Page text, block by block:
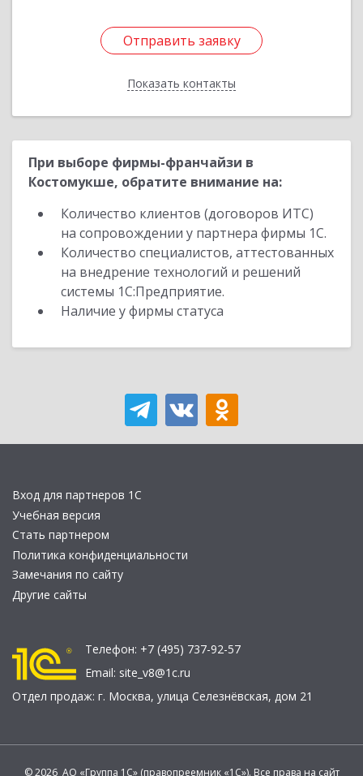
Отправить заявку
Показать контакты
Отправить заявку
Назад
При выборе фирмы-франчайзи в
Костомукше, обратите внимание на:
Количество клиентов (договоров ИТС)
на сопровождении у партнера фирмы 1С.
Количество специалистов, аттестованных
на внедрение технологий и решений
системы 1С:Предприятие.
Наличие у фирмы статуса
Вход для партнеров 1С
Учебная версия
Стать партнером
Политика конфиденциальности
Замечания по сайту
Другие сайты
Телефон: +7 (495) 737-92-57
Email: site_v8@1c.ru
Отдел продаж: г. Москва, улица Селезнёвская, дом 21
© 2026 АО «Группа 1С» (правопреемник «1С»). Все права на сайт